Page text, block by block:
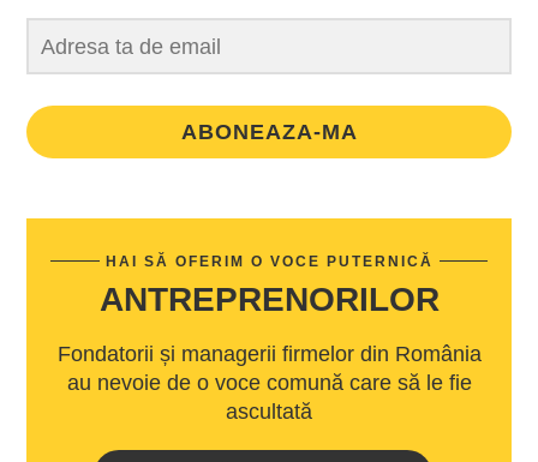
ABONEAZA-MA
HAI SĂ OFERIM O VOCE PUTERNICĂ
ANTREPRENORILOR
Fondatorii și managerii firmelor din România
au nevoie de o voce comună care să le fie
ascultată